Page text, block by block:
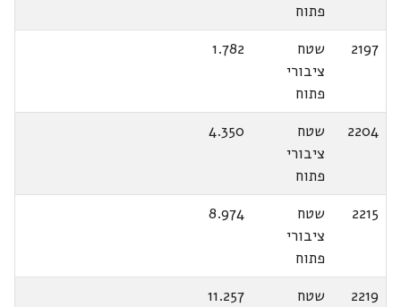
פתוח
2197
שטח
ציבורי
פתוח
1.782
2204
שטח
ציבורי
פתוח
4.350
2215
שטח
ציבורי
פתוח
8.974
2219
שטח
11.257